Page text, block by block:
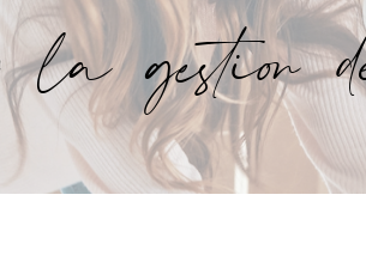
gestion